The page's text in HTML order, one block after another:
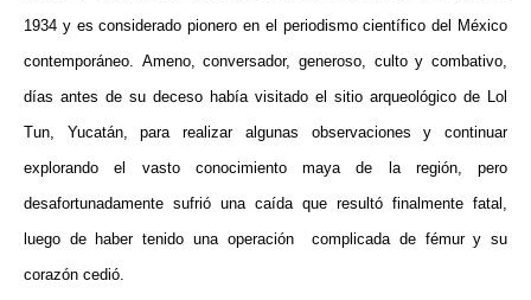
1934 y es considerado pionero en el periodismo científico del México
contemporáneo. Ameno, conversador, generoso, culto y combativo,
días antes de su deceso había visitado el sitio arqueológico de Lol
Tun, Yucatán, para realizar algunas observaciones y continuar
explorando el vasto conocimiento maya de la región, pero
desafortunadamente sufrió una caída que resultó finalmente fatal,
luego de haber tenido una operación complicada de fémur y su
corazón cedió.